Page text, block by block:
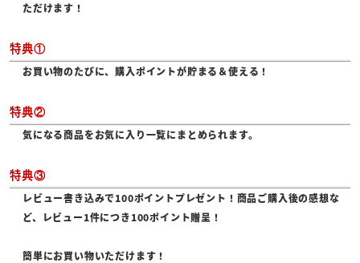
ただけます！
特典①
お買い物のたびに、購入ポイントが貯まる＆使える！
特典②
気になる商品をお気に入り一覧にまとめられます。
特典③
レビュー書き込みで100ポイントプレゼント！商品ご購入後の感想な
ど、レビュー1件につき100ポイント贈呈！
簡単にお買い物いただけます！